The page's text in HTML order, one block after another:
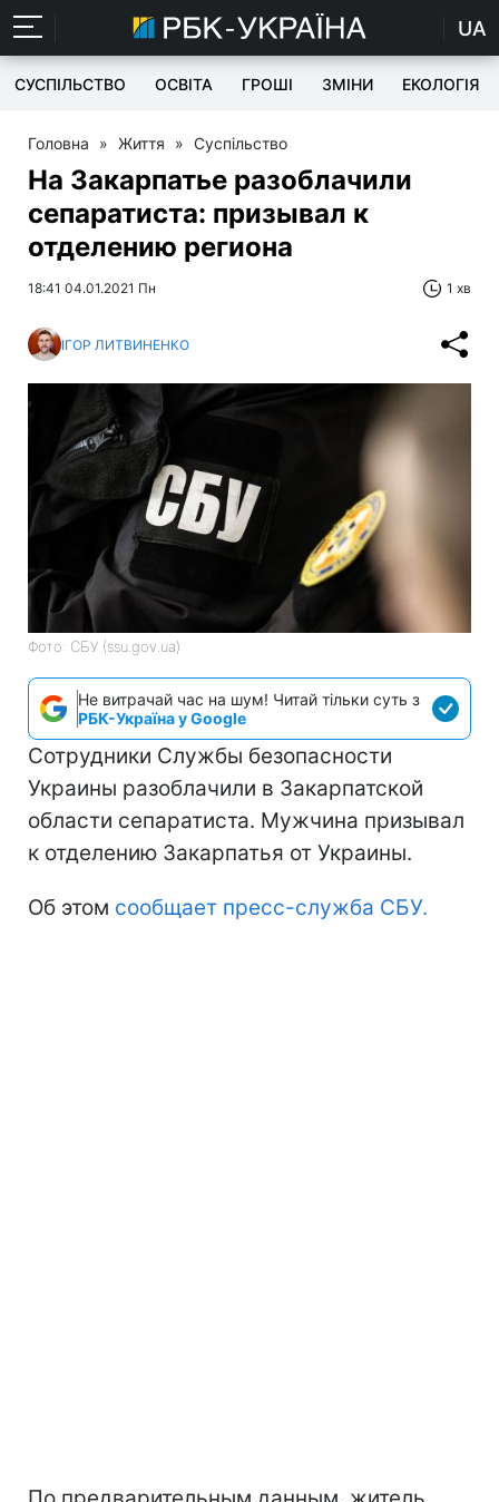
UA
СУСПІЛЬСТВО ОСВІТА ГРОШІ ЗМІНИ ЕКОЛОГІЯ
Головна » Життя » Суспільство
На Закарпатье разоблачили
сепаратиста: призывал к
отделению региона
18:41 04.01.2021 Пн 1 хв
ІГОР ЛИТВИНЕНКО
Фото: СБУ (ssu.gov.ua)
Не витрачай час на шум! Читай тільки суть з
РБК-Україна у Google
Сотрудники Службы безопасности
Украины разоблачили в Закарпатской
области сепаратиста. Мужчина призывал
к отделению Закарпатья от Украины.
Об этом сообщает пресс-служба СБУ.